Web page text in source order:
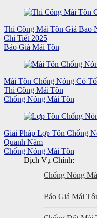
Thi Công Mái Tôn Giá Bao
Chi Tiết 2025
Báo Giá Mái Tôn
Mái Tôn Chống Nóng Có
Thi Công Mái Tôn
Chống Nóng Mái Tôn
Giải Pháp Lợp Tôn Chống
Quanh Năm
Chống Nóng Mái Tôn
Dịch Vụ Chính:
Chống Nóng
Báo Giá Mái